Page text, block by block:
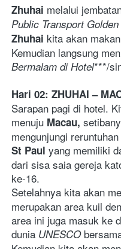
Zhuhai melalui
Public Transport
Zhuhai kita akan
Kemudian langsung
Bermalam di Hotel***/
Hari 02: ZHUHAI –
Sarapan pagi di hotel.
menuju Macau,
mengunjungi reruntuhan
St Paul yang memiliki
dari sisa saia gereja
ke-16.
Setelahnya kita akan
merupakan area kuil
area ini juga masuk ke
dunia UNESCO